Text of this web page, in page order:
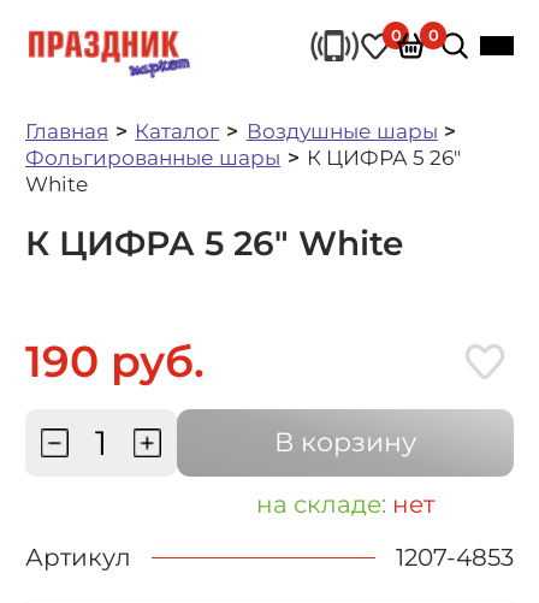
0 0
Главная Каталог
Воздушные шары
Фольгированные шары
К ЦИФРА 5 26"
White
К ЦИФРА 5 26" White
190 руб.
В корзину
на складе: нет
Артикул
1207-4853